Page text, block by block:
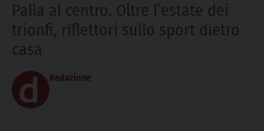
Palla al centro. Oltre l’estate dei
trionfi, riflettori sullo sport dietro
casa
Redazione